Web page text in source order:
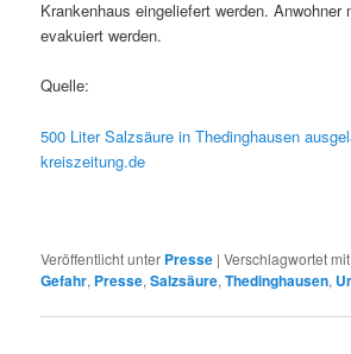
Krankenhaus eingeliefert werden. Anwohner
evakuiert werden.
Quelle:
500 Liter Salzsäure in Thedinghausen
kreiszeitung.de
Veröffentlicht unter Presse |Verschlagwortet mit
Gefahr, Presse,Salzsäure,Thedinghausen,